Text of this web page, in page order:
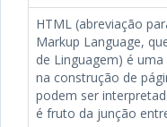
HTML (abreviação
Markup Language,
de Linguagem) é
na construção de
podem ser
é fruto da junção